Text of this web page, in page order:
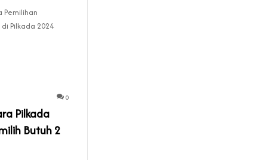
Pemilihan
Pilkada 2024
0
Pilkada
Butuh 2